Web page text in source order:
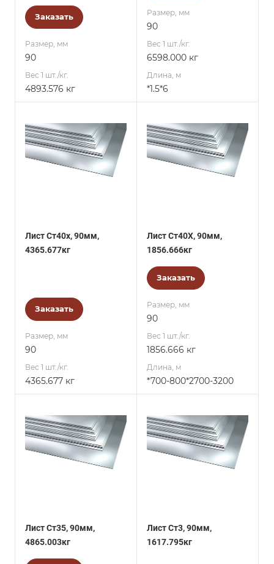
Заказать
Размер, мм
90
Вес 1 шт./кг.
4893.576 кг
Размер, мм
90
Вес 1 шт./кг.
6598.000 кг
Длина, м
*1.5*6
Лист Ст40х, 90мм,
4365.677кг
Заказать
Размер, мм
90
Вес 1 шт./кг.
4365.677 кг
Лист Ст40Х, 90мм,
1856.666кг
Заказать
Размер, мм
90
Вес 1 шт./кг.
1856.666 кг
Длина, м
*700-800*2700-3200
Лист Ст35, 90мм,
4865.003кг
Лист Ст3, 90мм,
1617.795кг